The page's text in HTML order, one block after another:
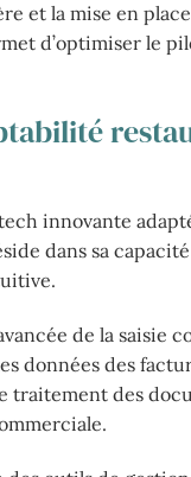
et la mise en
d’optimiser le
innovante
dans sa
de la saisie
données des
des